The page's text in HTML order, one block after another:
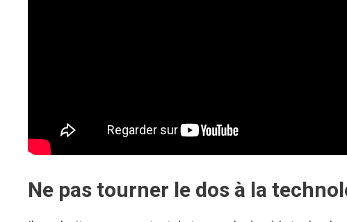
Ne pas tourner le dos à la